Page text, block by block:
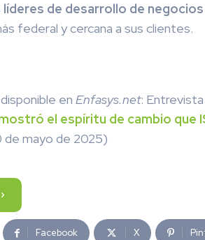
líderes de desarrollo de
federal y cercana a sus clientes.
en Enfasys.net: Entrevista
el espíritu de cambio que
de mayo de 2025)
Facebook X